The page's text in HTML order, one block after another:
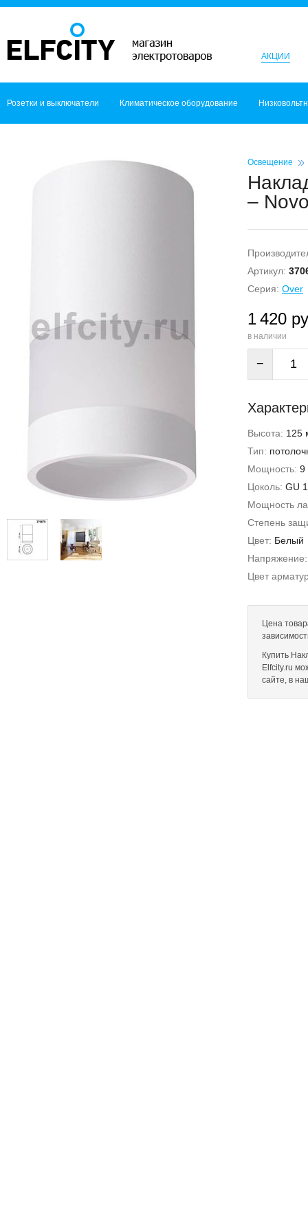
АКЦИИ
Розетки и выключатели Климатическое оборудование
Освещение
–
Артикул:
Серия: Over
1 420
в наличии
−
Высота: 125
Тип:
Мощность: 9
Цоколь: GU
Мощность
Степень
Цвет: Белый
Цвет
Цена
Купить
Elfcity.ru
сайте, в